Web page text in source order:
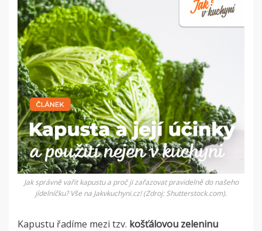
Jak správně vařit kapustu a proč ji zařazovat pravidelně do našeho
jídelníčku? Vše na Jakvkuchyni.cz! (Zdroj: Shutterstock.com).
Kapustu řadíme mezi tzv. košťálovou zeleninu